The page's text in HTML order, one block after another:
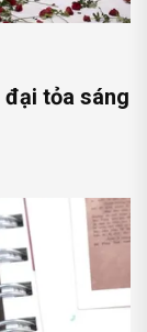
đại tỏa sáng